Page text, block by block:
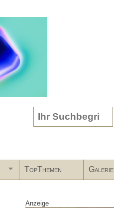
Search form
TopThemen Galerie
Anzeige